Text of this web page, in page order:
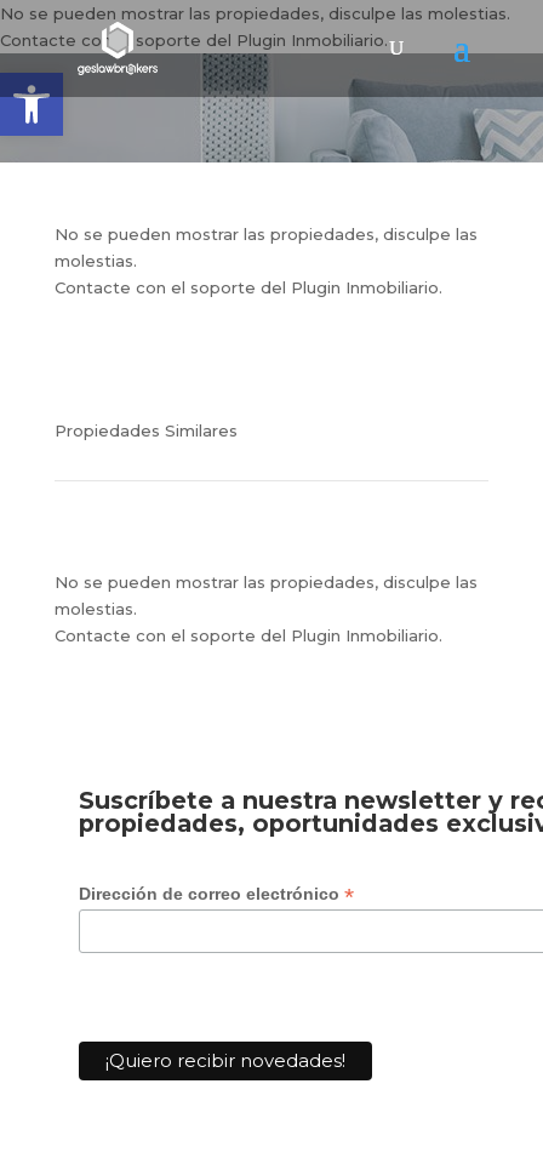
No se pueden mostrar las propiedades, disculpe las molestias.
Contacte con el soporte del Plugin Inmobiliario.
No se pueden mostrar las propiedades, disculpe las
molestias.
Contacte con el soporte del Plugin Inmobiliario.
Propiedades Similares
No se pueden mostrar las propiedades, disculpe las
molestias.
Contacte con el soporte del Plugin Inmobiliario.
Suscríbete a nuestra newsletter y
propiedades, oportunidades
Dirección de correo electrónico *
Abrir barra de herramientas